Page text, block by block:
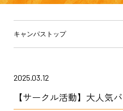
キャンパストップ
2025.03.12
【サークル活動】大人気